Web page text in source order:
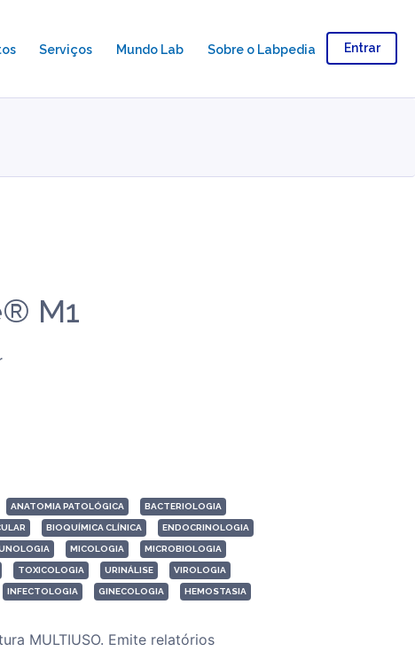
Serviços Mundo Lab Sobre o Labpedia Entrar
M1
ANATOMIA PATOLÓGICA BACTERIOLOGIA
BIOQUÍMICA CLÍNICA ENDOCRINOLOGIA
MICOLOGIA MICROBIOLOGIA
TOXICOLOGIA URINÁLISE VIROLOGIA
INFECTOLOGIA GINECOLOGIA HEMOSTASIA
MULTIUSO. Emite relatórios